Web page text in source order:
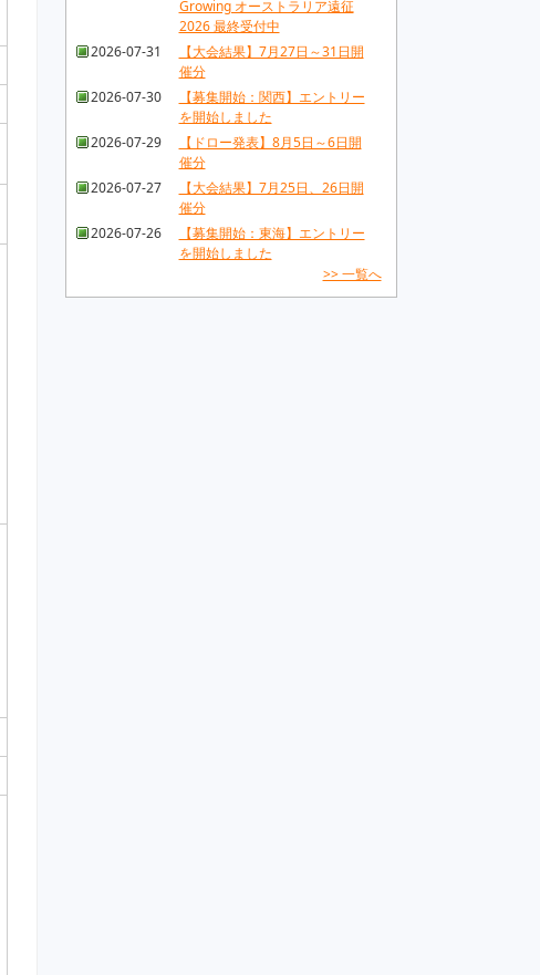
Growing オーストラリア遠征
2026 最終受付中
2026-07-31
【大会結果】7月27日～31日開
催分
2026-07-30
【募集開始：関西】エントリー
を開始しました
2026-07-29
【ドロー発表】8月5日～6日開
催分
2026-07-27
【大会結果】7月25日、26日開
催分
2026-07-26
【募集開始：東海】エントリー
を開始しました
>> 一覧へ